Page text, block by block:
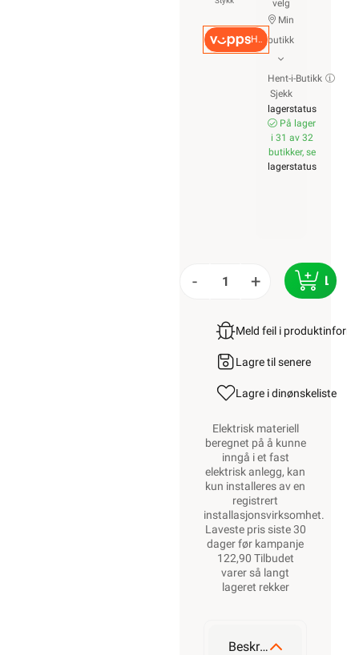
Hurtigkasse
velg
Min
butikk
Hent-i-Butikk
Sjekk
lagerstatus
På lager
i 31 av 32
butikker, se
lagerstatus
- +
Meld feil i
Lagre til senere
Lagre i dinønskeliste
Elektrisk materiell
beregnet på å kunne
inngå i et fast
elektrisk anlegg, kan
kun installeres av en
registrert
installasjonsvirksomhet.
Laveste pris siste 30
dager før kampanje
122,90 Tilbudet
varer så langt
lageret rekker
Beskrivelse